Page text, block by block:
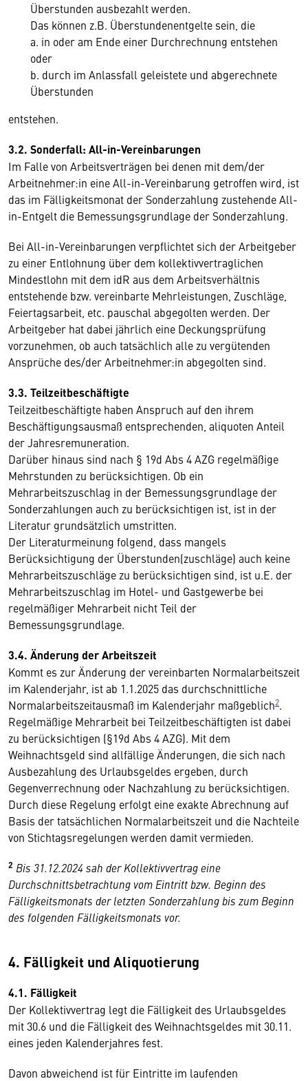
Überstunden ausbezahlt werden.
Das können z.B. Überstundenentgelte sein, die
a. in oder am Ende einer Durchrechnung entstehen
oder
b. durch im Anlassfall geleistete und abgerechnete
Überstunden
entstehen.
3.2. Sonderfall: All-in-Vereinbarungen
Im Falle von Arbeitsverträgen bei denen mit dem/der
Arbeitnehmer:in eine All-in-Vereinbarung getroffen wird, ist
das im Fälligkeitsmonat der Sonderzahlung zustehende All-
in-Entgelt die Bemessungsgrundlage der Sonderzahlung.
Bei All-in-Vereinbarungen verpflichtet sich der Arbeitgeber
zu einer Entlohnung über dem kollektivvertraglichen
Mindestlohn mit dem idR aus dem Arbeitsverhältnis
entstehende bzw. vereinbarte Mehrleistungen, Zuschläge,
Feiertagsarbeit, etc. pauschal abgegolten werden. Der
Arbeitgeber hat dabei jährlich eine Deckungsprüfung
vorzunehmen, ob auch tatsächlich alle zu vergütenden
Ansprüche des/der Arbeitnehmer:in abgegolten sind.
3.3. Teilzeitbeschäftigte
Teilzeitbeschäftigte haben Anspruch auf den ihrem
Beschäftigungsausmaß entsprechenden, aliquoten Anteil
der Jahresremuneration.
Darüber hinaus sind nach § 19d Abs 4 AZG regelmäßige
Mehrstunden zu berücksichtigen. Ob ein
Mehrarbeitszuschlag in der Bemessungsgrundlage der
Sonderzahlungen auch zu berücksichtigen ist, ist in der
Literatur grundsätzlich umstritten.
Der Literaturmeinung folgend, dass mangels
Berücksichtigung der Überstunden(zuschläge) auch keine
Mehrarbeitszuschläge zu berücksichtigen sind, ist u.E. der
Mehrarbeitszuschlag im Hotel- und Gastgewerbe bei
regelmäßiger Mehrarbeit nicht Teil der
Bemessungsgrundlage.
3.4. Änderung der Arbeitszeit
Kommt es zur Änderung der vereinbarten Normalarbeitszeit
im Kalenderjahr, ist ab 1.1.2025 das durchschnittliche
Normalarbeitszeitausmaß im Kalenderjahr maßgeblich2.
Regelmäßige Mehrarbeit bei Teilzeitbeschäftigten ist dabei
zu berücksichtigen (§19d Abs 4 AZG). Mit dem
Weihnachtsgeld sind allfällige Änderungen, die sich nach
Ausbezahlung des Urlaubsgeldes ergeben, durch
Gegenverrechnung oder Nachzahlung zu berücksichtigen.
Durch diese Regelung erfolgt eine exakte Abrechnung auf
Basis der tatsächlichen Normalarbeitszeit und die Nachteile
von Stichtagsregelungen werden damit vermieden.
2 Bis 31.12.2024 sah der Kollektivvertrag eine
Durchschnittsbetrachtung vom Eintritt bzw. Beginn des
Fälligkeitsmonats der letzten Sonderzahlung bis zum Beginn
des folgenden Fälligkeitsmonats vor.
4. Fälligkeit und Aliquotierung
4.1. Fälligkeit
Der Kollektivvertrag legt die Fälligkeit des Urlaubsgeldes
mit 30.6 und die Fälligkeit des Weihnachtsgeldes mit 30.11.
eines jeden Kalenderjahres fest.
Davon abweichend ist für Eintritte im laufenden